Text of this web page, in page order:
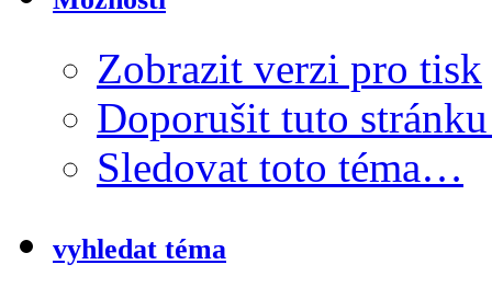
Zobrazit verzi pro tisk
Doporušit tuto
Sledovat toto téma…
vyhledat téma